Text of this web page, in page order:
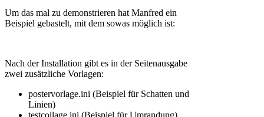
Um das mal zu demonstrieren hat Manfred ein
Beispiel gebastelt, mit dem sowas möglich ist:
Nach der Installation gibt es in der Seitenausgabe
zwei zusätzliche Vorlagen:
postervorlage.ini (Beispiel für Schatten und
Linien)